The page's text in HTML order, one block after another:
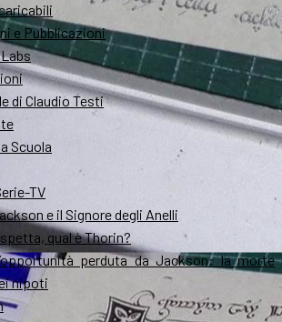
e Pubblicazioni
di Claudio Testi
Scuola
TV
e il Signore degli Anelli
qual è Thorin?
perduta da Jackson: la morte
nipoti